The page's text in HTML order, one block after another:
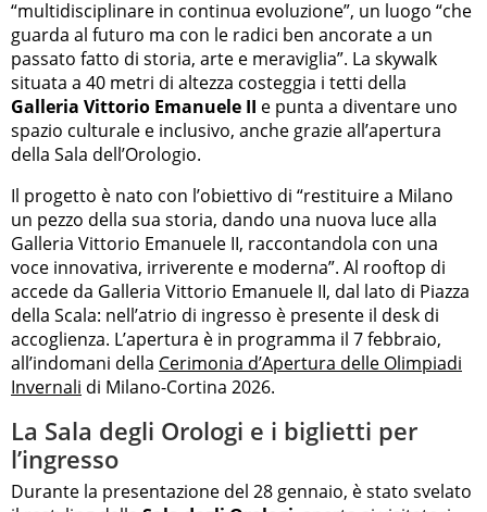
“multidisciplinare in continua evoluzione”, un luogo “che
guarda al futuro ma con le radici ben ancorate a un
passato fatto di storia, arte e meraviglia”. La skywalk
situata a 40 metri di altezza costeggia i tetti della
Galleria Vittorio Emanuele II e punta a diventare uno
spazio culturale e inclusivo, anche grazie all’apertura
della Sala dell’Orologio.
Il progetto è nato con l’obiettivo di “restituire a Milano
un pezzo della sua storia, dando una nuova luce alla
Galleria Vittorio Emanuele II, raccontandola con una
voce innovativa, irriverente e moderna”. Al rooftop di
accede da Galleria Vittorio Emanuele II, dal lato di Piazza
della Scala: nell’atrio di ingresso è presente il desk di
accoglienza. L’apertura è in programma il 7 febbraio,
all’indomani della Cerimonia d’Apertura delle Olimpiadi
Invernali di Milano-Cortina 2026.
La Sala degli Orologi e i biglietti per
l’ingresso
Durante la presentazione del 28 gennaio, è stato svelato